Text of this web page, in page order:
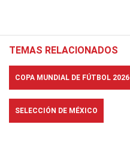
TEMAS RELACIONADOS
COPA MUNDIAL DE FÚTBOL 2026
SELECCIÓN DE MÉXICO